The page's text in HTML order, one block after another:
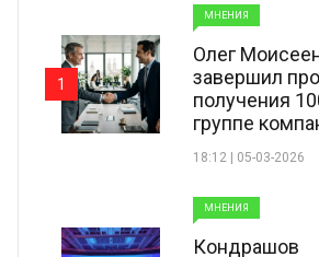
МНЕНИЯ
Олег
завершил
получения
группе
18:12 | 05-03-2026
1
МНЕНИЯ
Кондрашов